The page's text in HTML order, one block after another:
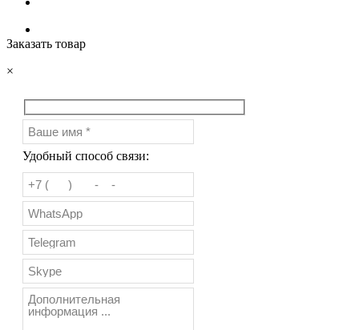
Заказать товар
×
Удобный способ связи: